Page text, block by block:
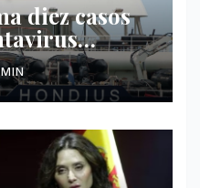
diez casos
MV